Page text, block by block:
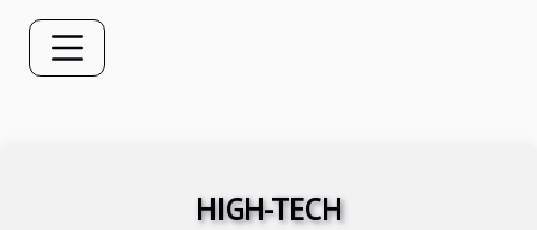
HIGH-TECH